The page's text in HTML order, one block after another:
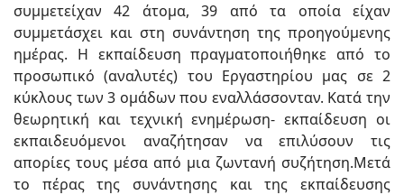
συμμετείχαν 42 άτομα, 39 από τα οποία είχαν
συμμετάσχει και στη συνάντηση της προηγούμενης
ημέρας. Η εκπαίδευση πραγματοποιήθηκε από το
προσωπικό (αναλυτές) του Εργαστηρίου μας σε 2
κύκλους των 3 ομάδων που εναλλάσσονταν. Κατά την
θεωρητική και τεχνική ενημέρωση- εκπαίδευση οι
εκπαιδευόμενοι αναζήτησαν να επιλύσουν τις
απορίες τους μέσα από μια ζωντανή συζήτηση.Μετά
το πέρας της συνάντησης και της εκπαίδευσης